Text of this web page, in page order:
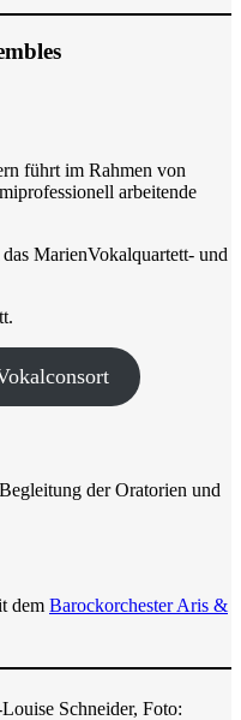
führt im Rahmen von
arbeitende
MarienVokalquartett- und
der Oratorien und
dem Barockorchester Aris &